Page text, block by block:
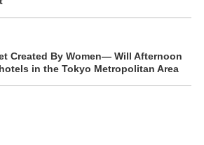
Created By Women― Will Afternoon
in the Tokyo Metropolitan Area